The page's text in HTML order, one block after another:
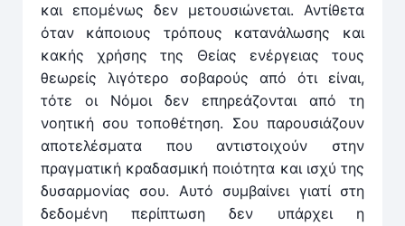
και επομένως δεν μετουσιώνεται. Αντίθετα
όταν κάποιους τρόπους κατανάλωσης και
κακής χρήσης της Θείας ενέργειας τους
θεωρείς λιγότερο σοβαρούς από ότι είναι,
τότε οι Νόμοι δεν επηρεάζονται από τη
νοητική σου τοποθέτηση. Σου παρουσιάζουν
αποτελέσματα που αντιστοιχούν στην
πραγματική κραδασμική ποιότητα και ισχύ της
δυσαρμονίας σου. Αυτό συμβαίνει γιατί στη
δεδομένη περίπτωση δεν υπάρχει η